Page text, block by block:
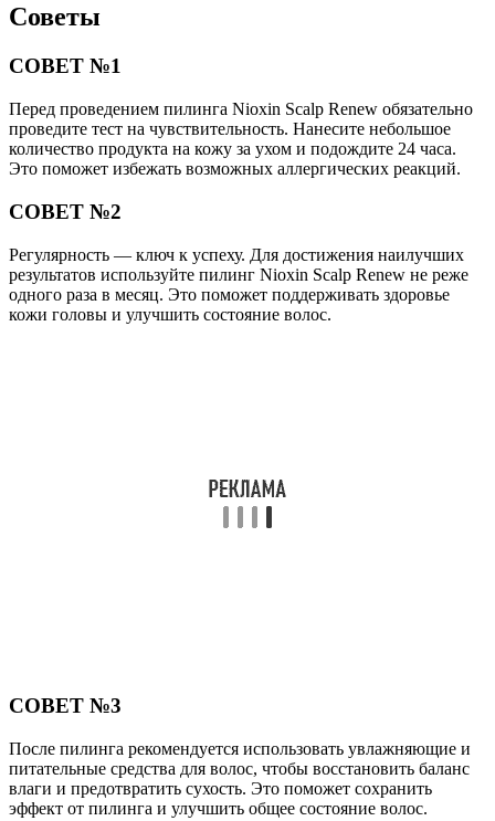
Советы
СОВЕТ №1
Перед проведением пилинга Nioxin Scalp Renew обязательно
проведите тест на чувствительность. Нанесите небольшое
количество продукта на кожу за ухом и подождите 24 часа.
Это поможет избежать возможных аллергических реакций.
СОВЕТ №2
Регулярность — ключ к успеху. Для достижения наилучших
результатов используйте пилинг Nioxin Scalp Renew не реже
одного раза в месяц. Это поможет поддерживать здоровье
кожи головы и улучшить состояние волос.
СОВЕТ №3
После пилинга рекомендуется использовать увлажняющие и
питательные средства для волос, чтобы восстановить баланс
влаги и предотвратить сухость. Это поможет сохранить
эффект от пилинга и улучшить общее состояние волос.